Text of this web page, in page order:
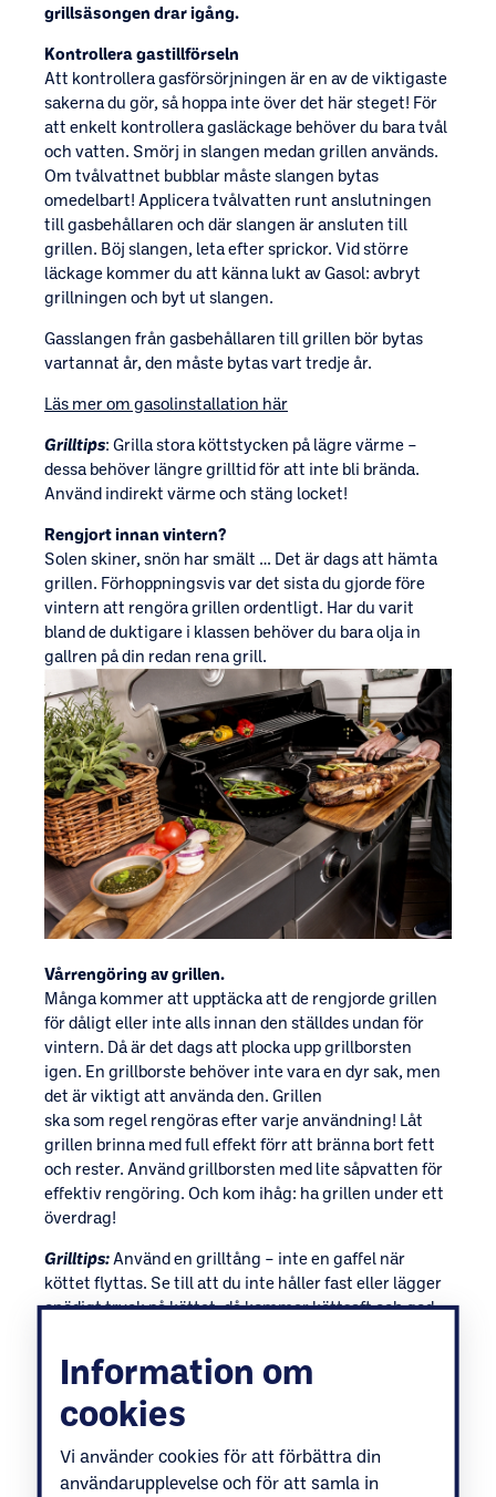
grillsäsongen drar igång.
Kontrollera gastillförseln
Att kontrollera gasförsörjningen är en av de viktigaste
sakerna du gör, så hoppa inte över det här steget! För
att enkelt kontrollera gasläckage behöver du bara tvål
och vatten. Smörj in slangen medan grillen används.
Om tvålvattnet bubblar måste slangen bytas
omedelbart! Applicera tvålvatten runt anslutningen
till gasbehållaren och där slangen är ansluten till
grillen. Böj slangen, leta efter sprickor. Vid större
läckage kommer du att känna lukt av Gasol: avbryt
grillningen och byt ut slangen.
Gasslangen från gasbehållaren till grillen bör bytas
vartannat år, den måste bytas vart tredje år.
Läs mer om gasolinstallation här
Grilltips: Grilla stora köttstycken på lägre värme –
dessa behöver längre grilltid för att inte bli brända.
Använd indirekt värme och stäng locket!
Rengjort innan vintern?
Solen skiner, snön har smält … Det är dags att hämta
grillen. Förhoppningsvis var det sista du gjorde före
vintern att rengöra grillen ordentligt. Har du varit
bland de duktigare i klassen behöver du bara olja in
gallren på din redan rena grill.
Vårrengöring av grillen.
Många kommer att upptäcka att de rengjorde grillen
för dåligt eller inte alls innan den ställdes undan för
vintern. Då är det dags att plocka upp grillborsten
igen. En grillborste behöver inte vara en dyr sak, men
det är viktigt att använda den. Grillen
ska som regel rengöras efter varje användning! Låt
grillen brinna med full effekt förr att bränna bort fett
och rester. Använd grillborsten med lite såpvatten för
effektiv rengöring. Och kom ihåg: ha grillen under ett
överdrag!
Grilltips:Använd en grilltång – inte en gaffel när
köttet flyttas. Se till att du inte håller fast eller lägger
onödigt tryck på köttet, då kommer köttsaft och god
Rengör din kolgrill enkelt!
Kolgrillar är tämligen lätta att rengöra. Det är lämpligt
att rengöra dessa innan du använder grillen. Gallren
kan lätt avlägsnas och rengöras, ta bort askan och
Information om
cookies
Vi använder cookies för att förbättra din
användarupplevelse och för att samla in